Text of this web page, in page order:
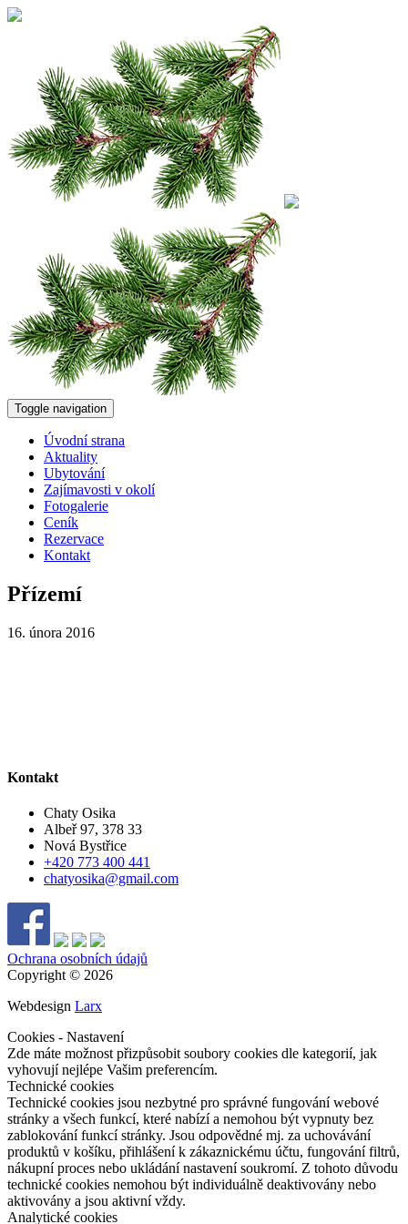
Toggle navigation
Úvodní strana
Aktuality
Ubytování
Zajímavosti v okolí
Fotogalerie
Ceník
Rezervace
Kontakt
Přízemí
16. února 2016
Kontakt
Chaty Osika
Albeř 97, 378 33
Nová Bystřice
+420 773 400 441
chatyosika@gmail.com
Ochrana osobních údajů
Copyright © 2026
Webdesign Larx
Cookies - Nastavení
Zde máte možnost přizpůsobit soubory cookies dle kategorií, jak
vyhovují nejlépe Vašim preferencím.
Technické cookies
Technické cookies jsou nezbytné pro správné fungování webové
stránky a všech funkcí, které nabízí a nemohou být vypnuty bez
zablokování funkcí stránky. Jsou odpovědné mj. za uchovávání
produktů v košíku, přihlášení k zákaznickému účtu, fungování filtrů,
nákupní proces nebo ukládání nastavení soukromí. Z tohoto důvodu
technické cookies nemohou být individuálně deaktivovány nebo
aktivovány a jsou aktivní vždy.
Analytické cookies